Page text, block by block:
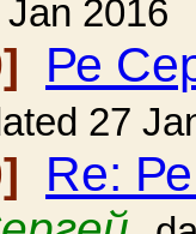
2016
Ре
27
Re: